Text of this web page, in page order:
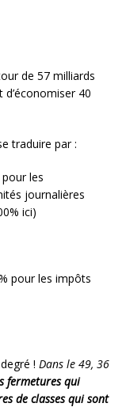
de 57 milliards
d’économiser 40
traduire par :
les
journalières
ici)
pour les impôts
! Dans le 49, 36
fermetures qui
de classes qui sont